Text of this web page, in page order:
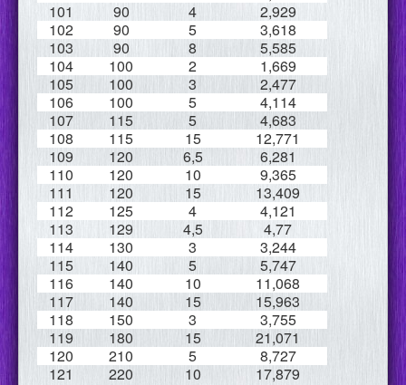
101
90 4
2,929
102
90 5
3,618
103
90 8
5,585
104
100 2
1,669
105
100 3
2,477
106
100 5
4,114
107
115 5
4,683
108
115 15
12,771
109
120 6,5
6,281
110
120 10
9,365
111
120 15
13,409
112
125 4
4,121
113
129 4,5
4,77
114
130 3
3,244
115
140 5
5,747
116
140 10
11,068
117
140 15
15,963
118
150 3
3,755
119
180 15
21,071
120
210 5
8,727
121
220 10 17,879